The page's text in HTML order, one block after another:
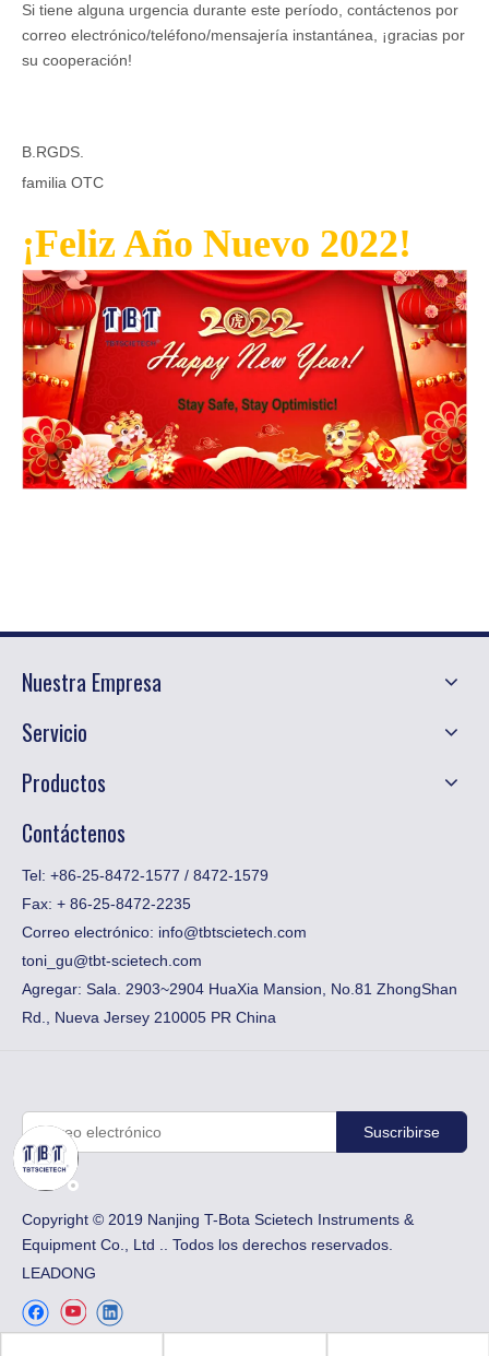
Si tiene alguna urgencia durante este período, contáctenos por
correo electrónico/teléfono/mensajería instantánea, ¡gracias por
su cooperación!
B.RGDS.
familia OTC
¡Feliz Año Nuevo 2022!
Nuestra Empresa
Servicio
Productos
Contáctenos
Tel: +86-25-8472-1577 / 8472-1579
Fax: ​+ 86-25-8472-2235
Correo electrónico: info@tbtscietech.com
toni_gu@tbt-scietech.com
Agregar: Sala. 2903~2904 HuaXia Mansion, No.81 ZhongShan
Rd., Nueva Jersey 210005 PR China
Suscribirse
Copyright © 2019 Nanjing T-Bota Scietech Instruments &
Equipment Co., Ltd .. Todos los derechos reservados.
LEADONG